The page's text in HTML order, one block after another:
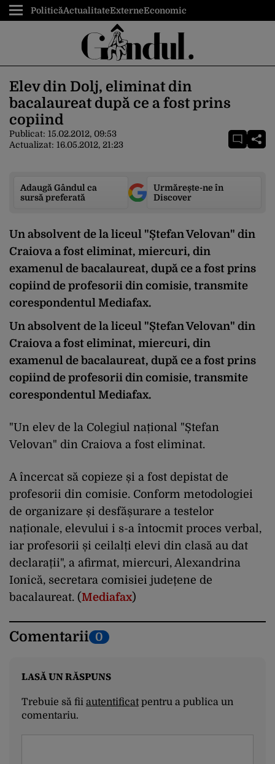
PoliticăActualitateExterneEconomic
Elev din Dolj, eliminat din
bacalaureat după ce a fost prins
copiind
Publicat: 15.02.2012, 09:53
Actualizat: 16.05.2012, 21:23
Adaugă Gândul ca
sursă preferată
Urmărește-ne în
Discover
Un absolvent de la liceul "Ștefan Velovan" din
Craiova a fost eliminat, miercuri, din
examenul de bacalaureat, după ce a fost prins
copiind de profesorii din comisie, transmite
corespondentul Mediafax.
Un absolvent de la liceul "Ștefan Velovan" din
Craiova a fost eliminat, miercuri, din
examenul de bacalaureat, după ce a fost prins
copiind de profesorii din comisie, transmite
corespondentul Mediafax.
"Un elev de la Colegiul național "Ștefan
Velovan" din Craiova a fost eliminat.
A încercat să copieze și a fost depistat de
profesorii din comisie. Conform metodologiei
de organizare și desfășurare a testelor
naționale, elevului i s-a întocmit proces verbal,
iar profesorii și ceilalți elevi din clasă au dat
declarații", a afirmat, miercuri, Alexandrina
Ionică, secretara comisiei județene de
bacalaureat. (Mediafax)
Comentarii 0
LASĂ UN RĂSPUNS
Trebuie să fii autentificatpentru a publica un
comentariu.